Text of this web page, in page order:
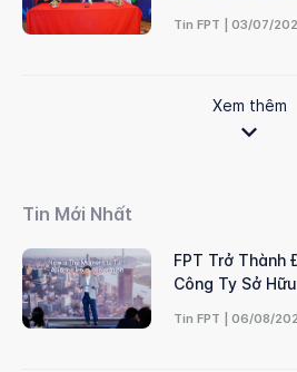
Tin FPT | 03/07/
Xem thêm
Tin Mới Nhất
FPT Trở Thành
Công Ty Sở
Tin FPT | 06/08/